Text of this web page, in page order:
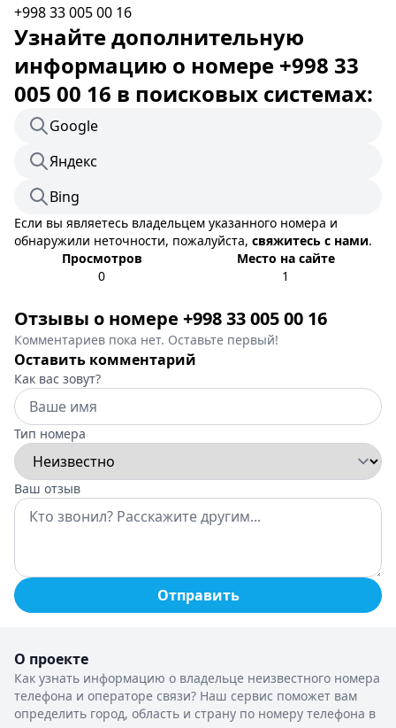
+998 33 005 00 16
Узнайте дополнительную
информацию о номере +998 33
005 00 16 в поисковых системах:
Google
Яндекс
Bing
Если вы являетесь владельцем указанного номера и
обнаружили неточности, пожалуйста, свяжитесь с нами.
Просмотров
0
Место на сайте
1
Отзывы о номере +998 33 005 00 16
Комментариев пока нет. Оставьте первый!
Оставить комментарий
Как вас зовут?
Тип номера
Ваш отзыв
Отправить
О проекте
Как узнать информацию о владельце неизвестного номера
телефона и операторе связи? Наш сервис поможет вам
определить город, область и страну по номеру телефона в